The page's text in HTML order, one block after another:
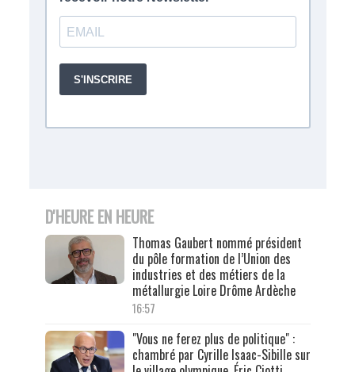
D'HEURE EN HEURE
Thomas Gaubert nommé président
du pôle formation de l’Union des
industries et des métiers de la
métallurgie Loire Drôme Ardèche
16:57
"Vous ne ferez plus de politique" :
chambré par Cyrille Isaac-Sibille sur